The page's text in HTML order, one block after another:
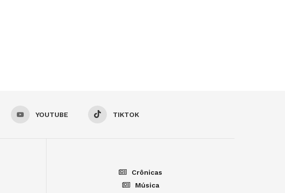
YOUTUBE TIKTOK
Crônicas
Música